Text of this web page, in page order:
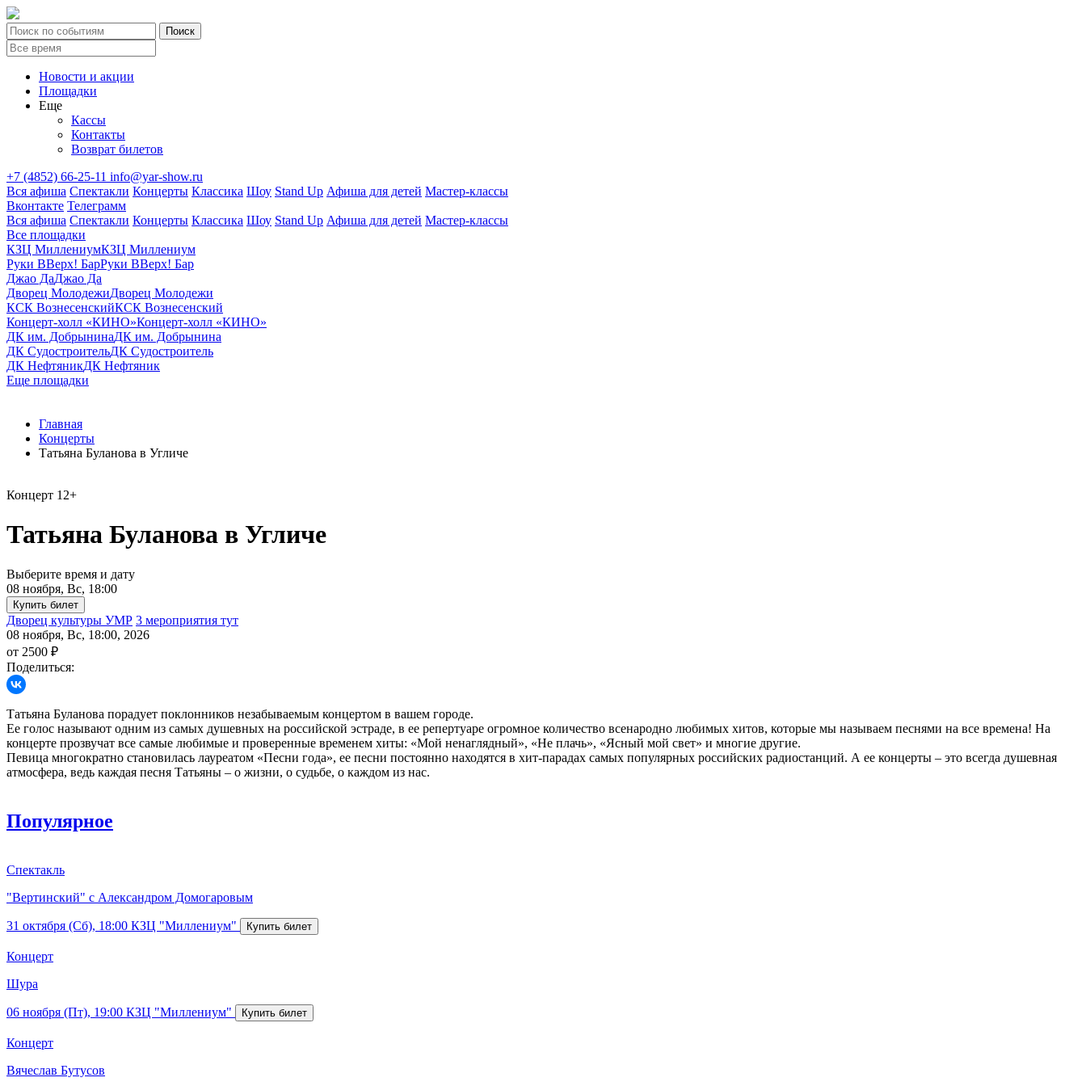
Новости и акции
Площадки
Еще
Кассы
Контакты
Возврат билетов
+7 (4852) 66-25-11 info@yar-show.ru
Вся афиша Спектакли Концерты Классика Шоу Stand Up Афиша для детей Мастер-классы
Вконтакте Телеграмм
Вся афиша Спектакли Концерты Классика Шоу Stand Up Афиша для детей Мастер-классы
Все площадки
КЗЦ МиллениумКЗЦ Миллениум
Руки ВВерх! БарРуки ВВерх! Бар
Джао ДаДжао Да
Дворец МолодежиДворец Молодежи
КСК ВознесенскийКСК Вознесенский
Концерт-холл «КИНО»Концерт-холл «КИНО»
ДК им. ДобрынинаДК им. Добрынина
ДК СудостроительДК Судостроитель
ДК НефтяникДК Нефтяник
Еще площадки
Главная
Концерты
Татьяна Буланова в Угличе
Концерт 12+
Татьяна Буланова в Угличе
Выберите время и дату
08 ноября, Вс, 18:00
Дворец культуры УМР 3 мероприятия тут
08 ноября, Вс, 18:00, 2026
от 2500 ₽
Поделиться:
Татьяна Буланова порадует поклонников незабываемым концертом в вашем городе.
Ее голос называют одним из самых душевных на российской эстраде, в ее репертуаре огромное количество всенародно любимых хитов, которые мы называем песнями на все времена! На
концерте прозвучат все самые любимые и проверенные временем хиты: «Мой ненаглядный», «Не плачь», «Ясный мой свет» и многие другие.
Певица многократно становилась лауреатом «Песни года», ее песни постоянно находятся в хит-парадах самых популярных российских радиостанций. А ее концерты – это всегда душевная
атмосфера, ведь каждая песня Татьяны – о жизни, о судьбе, о каждом из нас.
Популярное
Спектакль
"Вертинский" с Александром Домогаровым
31 октября (Сб), 18:00 КЗЦ "Миллениум"
Концерт
Шура
06 ноября (Пт), 19:00 КЗЦ "Миллениум"
Концерт
Вячеслав Бутусов